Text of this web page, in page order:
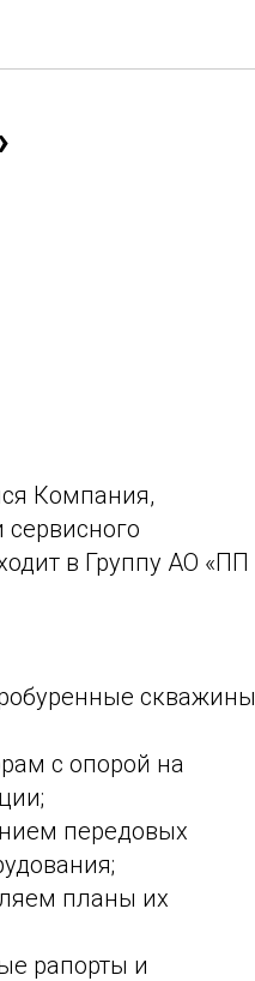
Компания,
в Группу АО «ПП
скважины
с опорой на
передовых
планы их
рапорты и